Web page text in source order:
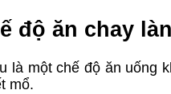
độ ăn chay
là một chế độ ăn
mổ.